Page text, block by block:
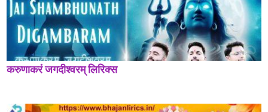
करुणाकरं जगदीश्वरम् लिरिक्स